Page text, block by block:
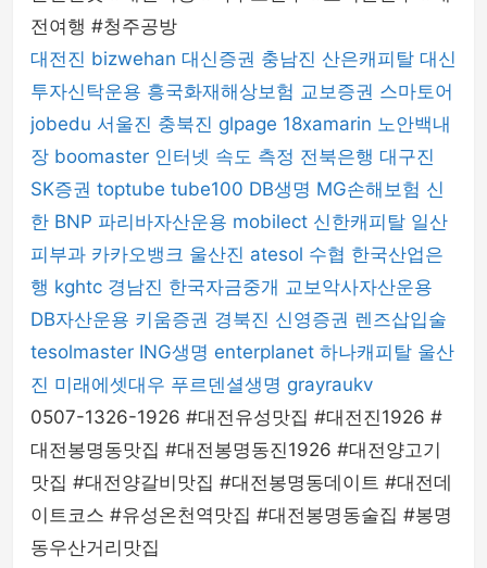
전여행 #청주공방
대전진 bizwehan 대신증권 충남진 산은캐피탈 대신
투자신탁운용 흥국화재해상보험 교보증권 스마토어
jobedu 서울진 충북진 glpage 18xamarin 노안백내
장 boomaster 인터넷 속도 측정 전북은행 대구진
SK증권 toptube tube100 DB생명 MG손해보험 신
한 BNP 파리바자산운용 mobilect 신한캐피탈 일산
피부과 카카오뱅크 울산진 atesol 수협 한국산업은
행 kghtc 경남진 한국자금중개 교보악사자산운용
DB자산운용 키움증권 경북진 신영증권 렌즈삽입술
tesolmaster ING생명 enterplanet 하나캐피탈 울산
진 미래에셋대우 푸르덴셜생명 grayraukv
0507-1326-1926 #대전유성맛집 #대전진1926 #
대전봉명동맛집 #대전봉명동진1926 #대전양고기
맛집 #대전양갈비맛집 #대전봉명동데이트 #대전데
이트코스 #유성온천역맛집 #대전봉명동술집 #봉명
동우산거리맛집